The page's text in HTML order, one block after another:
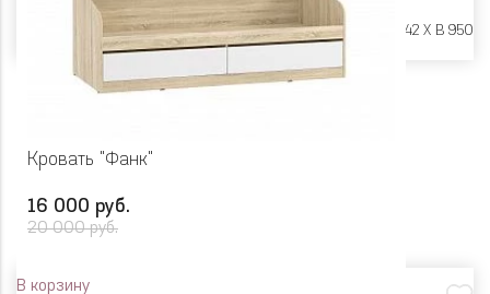
Ш 946 X Г 2042 X В 950
Кровать "Фанк"
16 000 руб.
20 000 руб.
В корзину